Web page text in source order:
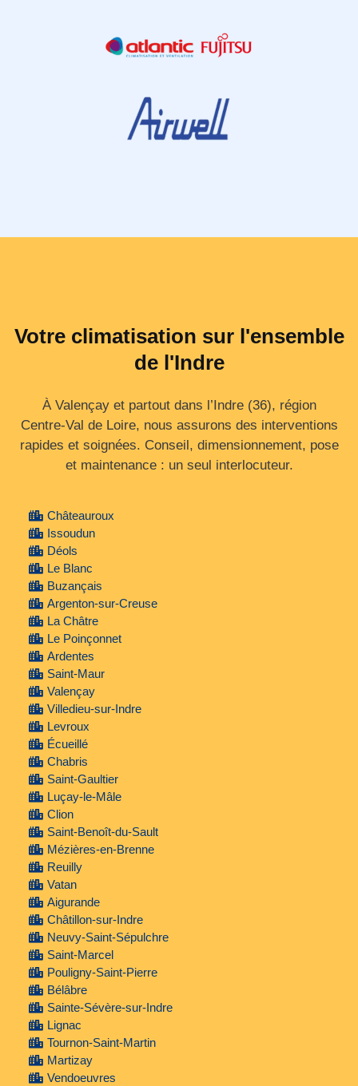
Votre climatisation sur l'ensemble
de l'Indre
À Valençay et partout dans l’Indre (36), région
Centre‑Val de Loire, nous assurons des interventions
rapides et soignées. Conseil, dimensionnement, pose
et maintenance : un seul interlocuteur.
Châteauroux
Issoudun
Déols
Le Blanc
Buzançais
Argenton-sur-Creuse
La Châtre
Le Poinçonnet
Ardentes
Saint-Maur
Valençay
Villedieu-sur-Indre
Levroux
Écueillé
Chabris
Saint-Gaultier
Luçay-le-Mâle
Clion
Saint-Benoît-du-Sault
Mézières-en-Brenne
Reuilly
Vatan
Aigurande
Châtillon-sur-Indre
Neuvy-Saint-Sépulchre
Saint-Marcel
Pouligny-Saint-Pierre
Bélâbre
Sainte-Sévère-sur-Indre
Lignac
Tournon-Saint-Martin
Martizay
Vendoeuvres